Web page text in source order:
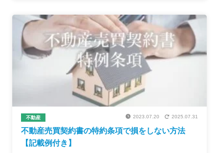
不動産 2023.07.20 2025.07.31
不動産売買契約書の特約条項で損をしない方法
【記載例付き】